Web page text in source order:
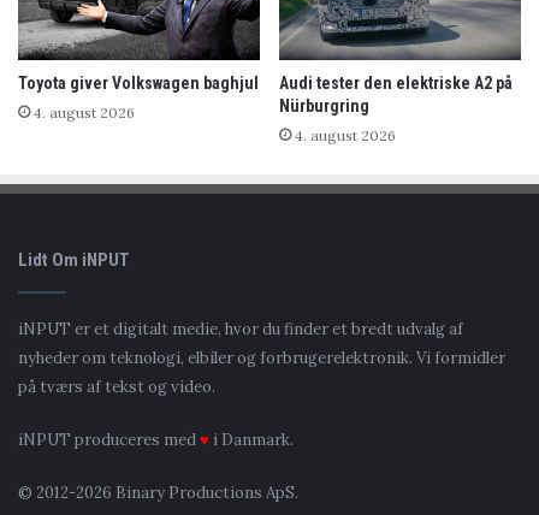
Toyota giver Volkswagen baghjul
4. august 2026
Audi tester den elektriske A2 på
Nürburgring
4. august 2026
Lidt Om iNPUT
iNPUT er et digitalt medie, hvor du finder et bredt udvalg af
nyheder om teknologi, elbiler og forbrugerelektronik. Vi formidler
på tværs af tekst og video.
iNPUT produceres med♥ i Danmark.
© 2012-2026 Binary Productions ApS.